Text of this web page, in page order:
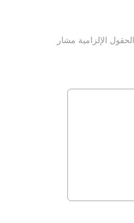
الحقول الإلزامية مشار